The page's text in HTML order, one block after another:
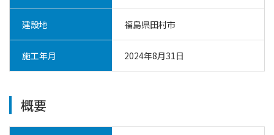
建設地 福島県田村市
施工年月 2024年8月31日
概要